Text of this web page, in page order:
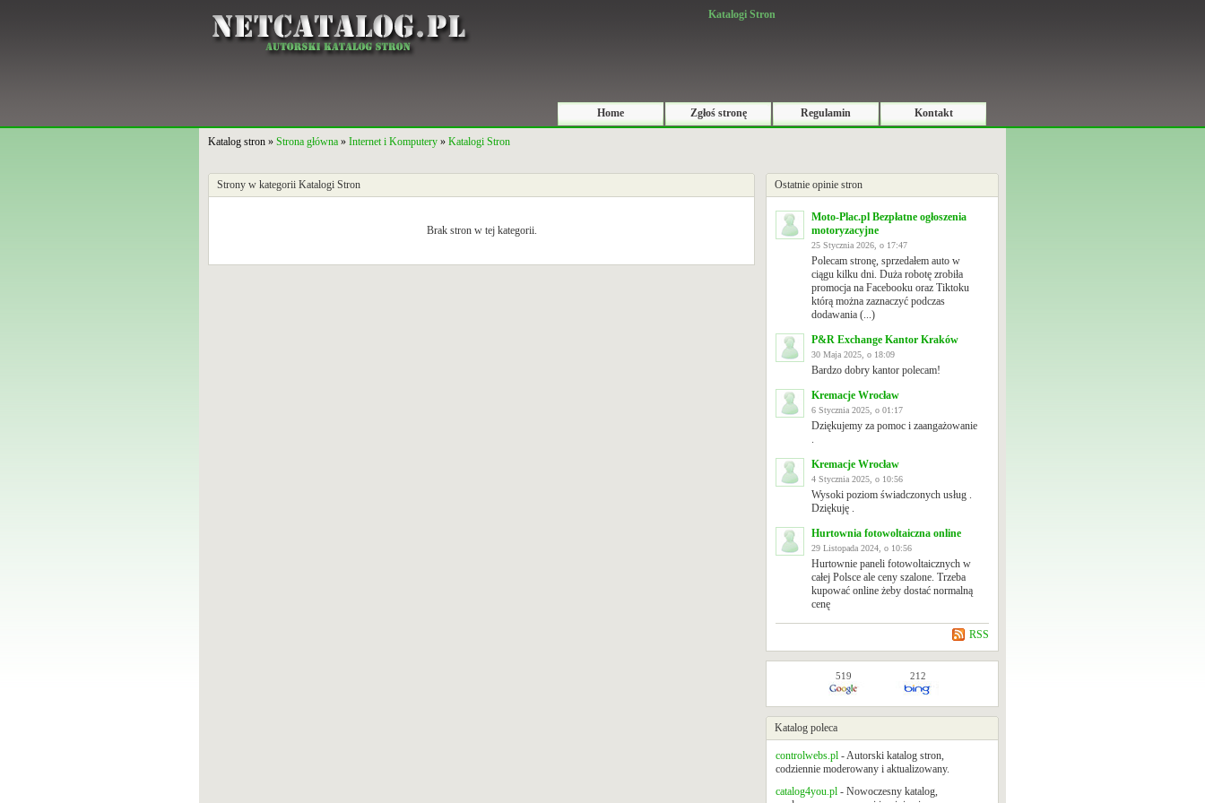
Katalogi Stron
Home Zgłoś stronę Regulamin Kontakt
Katalog stron » Strona główna » Internet i Komputery » Katalogi Stron
Strony w kategorii Katalogi Stron
Brak stron w tej kategorii.
Ostatnie opinie stron
Moto-Plac.pl Bezpłatne ogłoszenia
motoryzacyjne
25 Stycznia 2026, o 17:47
Polecam stronę, sprzedałem auto w
ciągu kilku dni. Duża robotę zrobiła
promocja na Facebooku oraz Tiktoku
którą można zaznaczyć podczas
dodawania (...)
P&R Exchange Kantor Kraków
30 Maja 2025, o 18:09
Bardzo dobry kantor polecam!
Kremacje Wrocław
6 Stycznia 2025, o 01:17
Dziękujemy za pomoc i zaangażowanie
.
Kremacje Wrocław
4 Stycznia 2025, o 10:56
Wysoki poziom świadczonych usług .
Dziękuję .
Hurtownia fotowoltaiczna online
29 Listopada 2024, o 10:56
Hurtownie paneli fotowoltaicznych w
całej Polsce ale ceny szalone. Trzeba
kupować online żeby dostać normalną
cenę
RSS
519 212
Katalog poleca
controlwebs.pl - Autorski katalog stron,
codziennie moderowany i aktualizowany.
catalog4you.pl - Nowoczesny katalog,